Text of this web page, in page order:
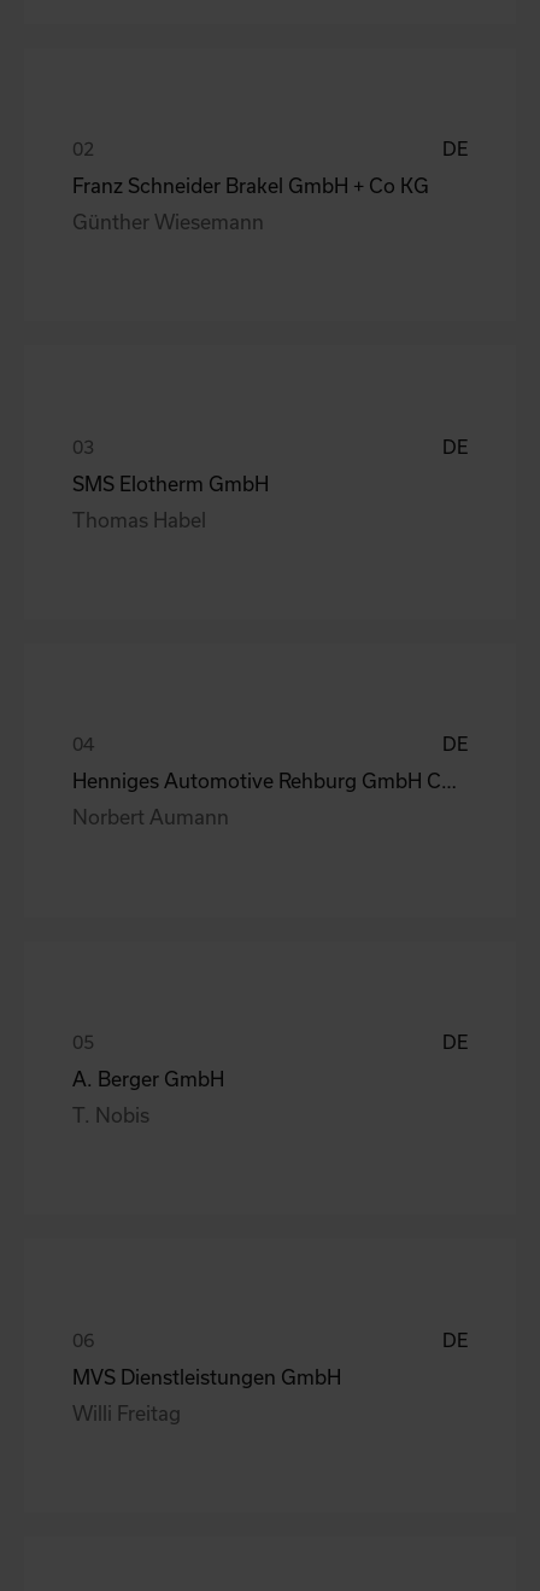
DE
Franz Schneider Brakel GmbH + Co KG
Günther Wiesemann
DE
SMS Elotherm GmbH
Thomas Habel
DE
Norbert Aumann
DE
A. Berger GmbH
T. Nobis
DE
MVS Dienstleistungen GmbH
Willi Freitag